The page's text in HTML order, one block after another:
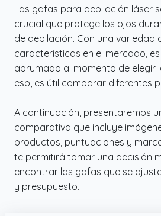
prolongado en casa
✔️ Función de Enfriamiento
Depiladora Laser con
enfriamiento puede reducir
de la piel hasta 10–15 °C,
disminuir la sensación de
refrescante
Las gafas para depilación láser
crucial que protege los ojos
de depilación. Con una variedad
características en el mercado,
abrumado al momento de elegir
eso, es útil comparar diferentes
A continuación, presentaremos
comparativa que incluye
productos, puntuaciones y
te permitirá tomar una decisión
encontrar las gafas que se
y presupuesto.